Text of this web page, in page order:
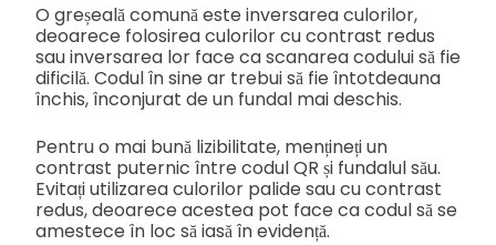
O greșeală comună este inversarea culorilor,
deoarece folosirea culorilor cu contrast redus
sau inversarea lor face ca scanarea codului să fie
dificilă. Codul în sine ar trebui să fie întotdeauna
închis, înconjurat de un fundal mai deschis.
Pentru o mai bună lizibilitate, mențineți un
contrast puternic între codul QR și fundalul său.
Evitați utilizarea culorilor palide sau cu contrast
redus, deoarece acestea pot face ca codul să se
amestece în loc să iasă în evidență.